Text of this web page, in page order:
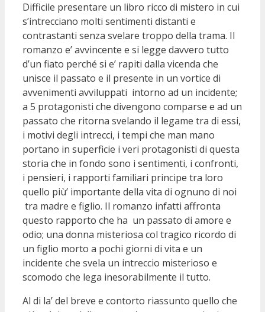
Difficile presentare un libro ricco di mistero in cui
s’intrecciano molti sentimenti distanti e
contrastanti senza svelare troppo della trama. Il
romanzo e’ avvincente e si legge davvero tutto
d’un fiato perché si e’ rapiti dalla vicenda che
unisce il passato e il presente in un vortice di
avvenimenti avviluppati intorno ad un incidente;
a 5 protagonisti che divengono comparse e ad un
passato che ritorna svelando il legame tra di essi,
i motivi degli intrecci, i tempi che man mano
portano in superficie i veri protagonisti di questa
storia che in fondo sono i sentimenti, i confronti,
i pensieri, i rapporti familiari principe tra loro
quello più’ importante della vita di ognuno di noi
tra madre e figlio. Il romanzo infatti affronta
questo rapporto che ha un passato di amore e
odio; una donna misteriosa col tragico ricordo di
un figlio morto a pochi giorni di vita e un
incidente che svela un intreccio misterioso e
scomodo che lega inesorabilmente il tutto.
Al di la’ del breve e contorto riassunto quello che